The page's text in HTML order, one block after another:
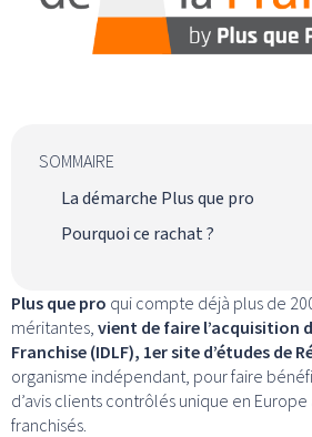
Plus que pro qui compte déjà plus de
méritantes, vient de faire l’acquisition
Franchise (IDLF), 1er site d’études de
organisme indépendant, pour faire
d’avis clients contrôlés unique en
franchisés.
SOMMAIRE
La démarche Plus que pro
Pourquoi ce rachat ?